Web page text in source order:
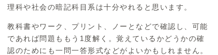
理科や社会の暗記科目系は十分やれると思います。
教科書やワーク、プリント、ノーとなどで確認し、可能
であれば問題ももう1度解く。覚えているかどうかの確
認のためにも一問一答形式などがよいかもしれません。